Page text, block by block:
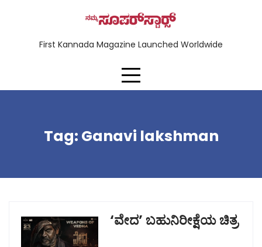
First Kannada Magazine Launched Worldwide
Tag: Ganavi lakshman
‘ವೇದ’ ಬಹುನಿರೀಕ್ಷೆಯ ಚಿತ್ರ